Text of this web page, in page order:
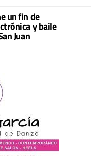
un fin de
y baile
Juan